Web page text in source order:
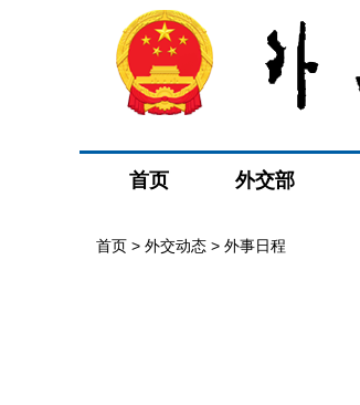
首页 外交部
首页 > 外交动态 > 外事日程